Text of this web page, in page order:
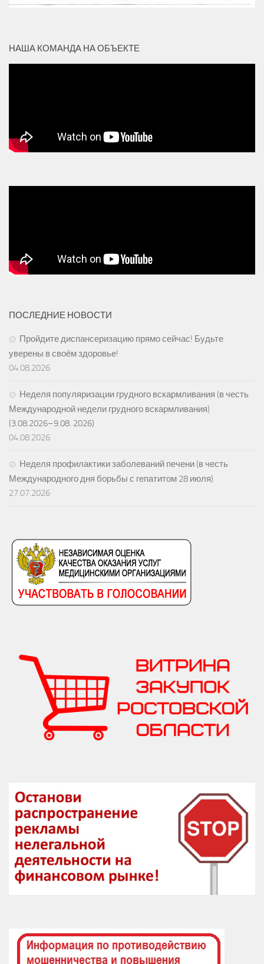
НАША КОМАНДА НА ОБЪЕКТЕ
ПОСЛЕДНИЕ НОВОСТИ
Пройдите диспансеризацию прямо сейчас! Будьте
уверены в своём здоровье!
04.08.2026
Неделя популяризации грудного вскармливания (в честь
Международной недели грудного вскармливания)
(3.08.2026–9.08. 2026)
04.08.2026
Неделя профилактики заболеваний печени (в честь
Международного дня борьбы с гепатитом 28 июля)
27.07.2026